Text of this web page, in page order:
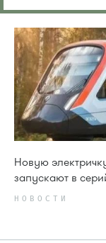
Новую
запускают в
НОВОСТИ